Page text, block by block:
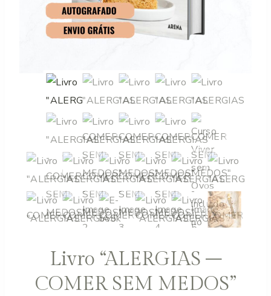
Livro “ALERGIAS –
COMER SEM MEDOS”